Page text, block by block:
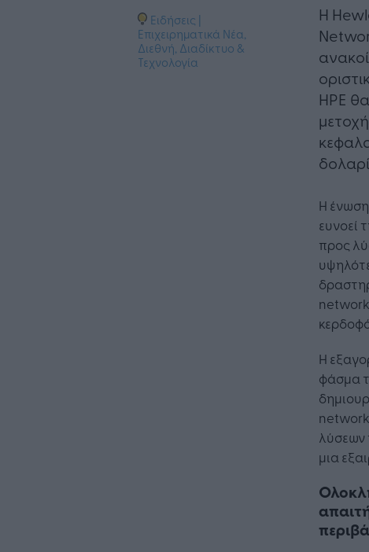
Ειδήσεις |
Επιχειρηματικά Νέα,
Διεθνή, Διαδίκτυο &
Τεχνολογία
Η
HPE
Η
ευνοεί
προς
Η
φάσμα
λύσεων
μια